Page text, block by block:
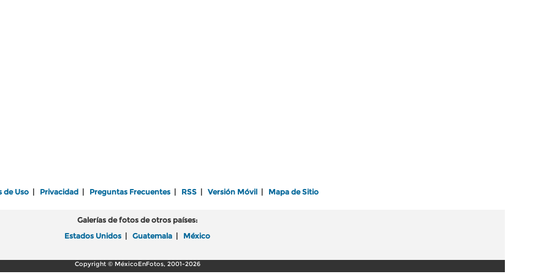
de Uso Privacidad Preguntas Frecuentes RSS Versión Móvil Mapa de Sitio
Galerías de fotos de otros países:
Estados Unidos
Guatemala México
Copyright © MéxicoEnFotos, 2001-2026